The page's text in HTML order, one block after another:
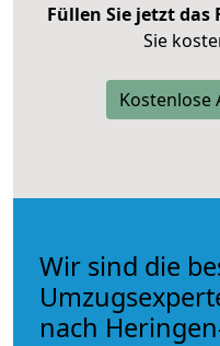
Füllen Sie jetzt das
Sie
Kostenlose
Wir sind die
nach